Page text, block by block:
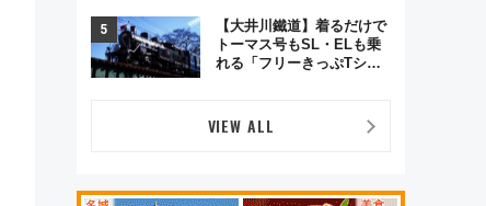
変わる？ 全テナント情報も
公開！
【大井川鐵道】着るだけで
トーマス号もSL・ELも乗
れる「フリーきっぷTシャ
VIEW ALL